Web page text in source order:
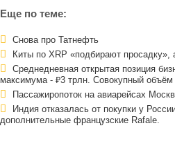
Еще по теме:
Снова про Татнефть
Киты по XRP «подбирают просадку»,
Среднедневная открытая позиция
максимума - ₽3 трлн. Совокупный
Пассажиропоток на авиарейсах
Индия отказалась от покупки у
дополнительные французские Rafale.